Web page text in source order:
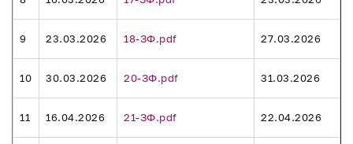
9 23.03.2026 18-ЗФ.pdf 27.03.2026
10 30.03.2026 20-ЗФ.pdf 31.03.2026
11 16.04.2026 21-ЗФ.pdf 22.04.2026